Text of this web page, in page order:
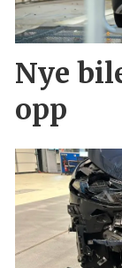
Nye
opp